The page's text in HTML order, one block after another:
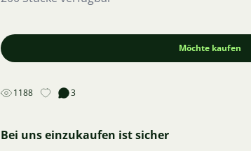
Möchte kaufen
1188 3
Bei uns einzukaufen ist sicher